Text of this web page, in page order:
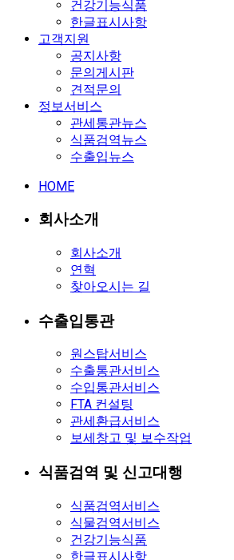
건강기능식품
한글표시사항
고객지원
공지사항
문의게시판
견적문의
정보서비스
관세통관뉴스
식품검역뉴스
수출입뉴스
HOME
회사소개
회사소개
연혁
찾아오시는 길
수출입통관
원스탑서비스
수출통관서비스
수입통관서비스
FTA 컨설팅
관세환급서비스
보세창고 및 보수작업
식품검역 및 신고대행
식품검역서비스
식물검역서비스
건강기능식품
한글표시사항